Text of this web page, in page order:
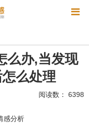
挽回爱情
感 离婚
交友
测试
么办,当发现
么处理
阅读数： 6398
感分析